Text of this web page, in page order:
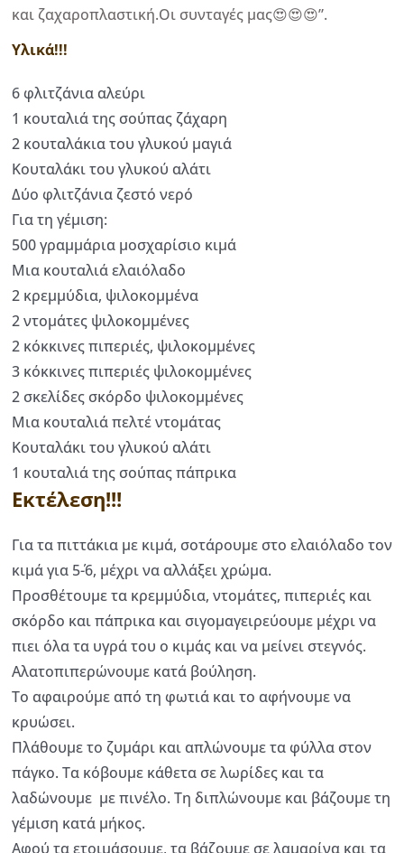
και ζαχαροπλαστική.Οι συνταγές μας😍😍😍”.
Υλικά!!!
6 φλιτζάνια αλεύρι
1 κουταλιά της σούπας ζάχαρη
2 κουταλάκια του γλυκού μαγιά
Κουταλάκι του γλυκού αλάτι
Δύο φλιτζάνια ζεστό νερό
Για τη γέμιση:
500 γραμμάρια μοσχαρίσιο κιμά
Μια κουταλιά ελαιόλαδο
2 κρεμμύδια, ψιλοκομμένα
2 ντομάτες ψιλοκομμένες
2 κόκκινες πιπεριές, ψιλοκομμένες
3 κόκκινες πιπεριές ψιλοκομμένες
2 σκελίδες σκόρδο ψιλοκομμένες
Μια κουταλιά πελτέ ντομάτας
Κουταλάκι του γλυκού αλάτι
1 κουταλιά της σούπας πάπρικα
Εκτέλεση!!!
Για τα πιττάκια με κιμά, σοτάρουμε στο ελαιόλαδο τον
κιμά για 5΄-6, μέχρι να αλλάξει χρώμα.
Προσθέτουμε τα κρεμμύδια, ντομάτες, πιπεριές και
σκόρδο και πάπρικα και σιγομαγειρεύουμε μέχρι να
πιει όλα τα υγρά του ο κιμάς και να μείνει στεγνός.
Αλατοπιπερώνουµε κατά βούληση.
Το αφαιρούμε από τη φωτιά και το αφήνουμε να
κρυώσει.
Πλάθουμε το ζυμάρι και απλώνουμε τα φύλλα στον
πάγκο. Τα κόβουμε κάθετα σε λωρίδες και τα
λαδώνουμε µε πινέλο. Τη διπλώνουμε και βάζουμε τη
γέμιση κατά μήκος.
Αφού τα ετοιμάσουμε, τα βάζουμε σε λαμαρίνα και τα